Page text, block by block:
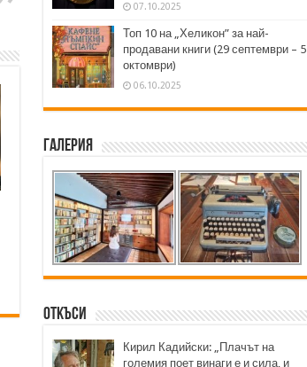
07.10.2025
Топ 10 на „Хеликон” за най-
продавани книги (29 септември – 5
октомври)
06.10.2025
Галерия
Откъси
Кирил Кадийски: „Плачът на
големия поет винаги е и сила, и